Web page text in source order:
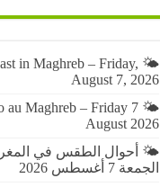
in Maghreb – Friday,
August 7, 2026
au Maghreb – Friday 7
August 2026
🌤️ أحوال الطقس في
الجمعة 7 أغسطس 2026